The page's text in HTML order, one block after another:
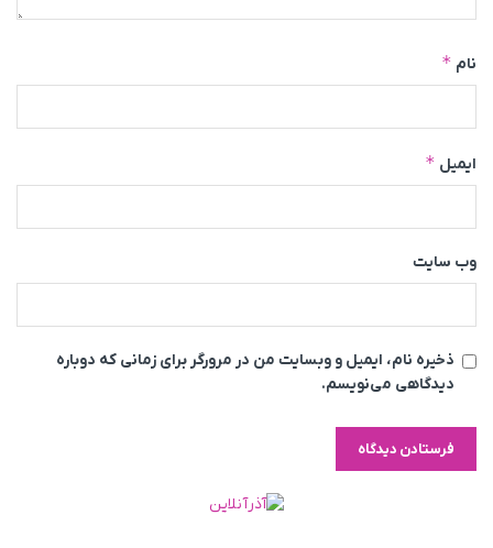
نام *
ایمیل *
وب‌ سایت
ذخیره نام، ایمیل و وبسایت من در مرورگر برای زمانی که دوباره
دیدگاهی می‌نویسم.